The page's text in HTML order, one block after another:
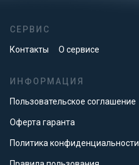
СЕРВИС
Контакты О сервисе
ИНФОРМАЦИЯ
Пользовательское соглашение
Оферта гаранта
Политика конфиденциальности